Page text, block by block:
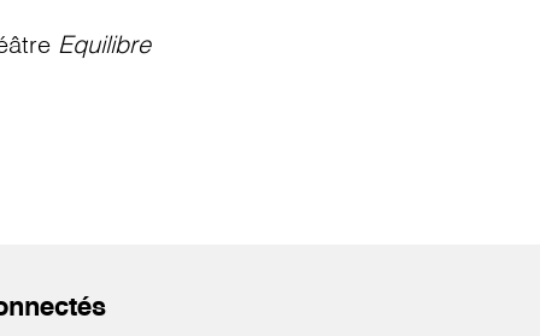
Equilibre